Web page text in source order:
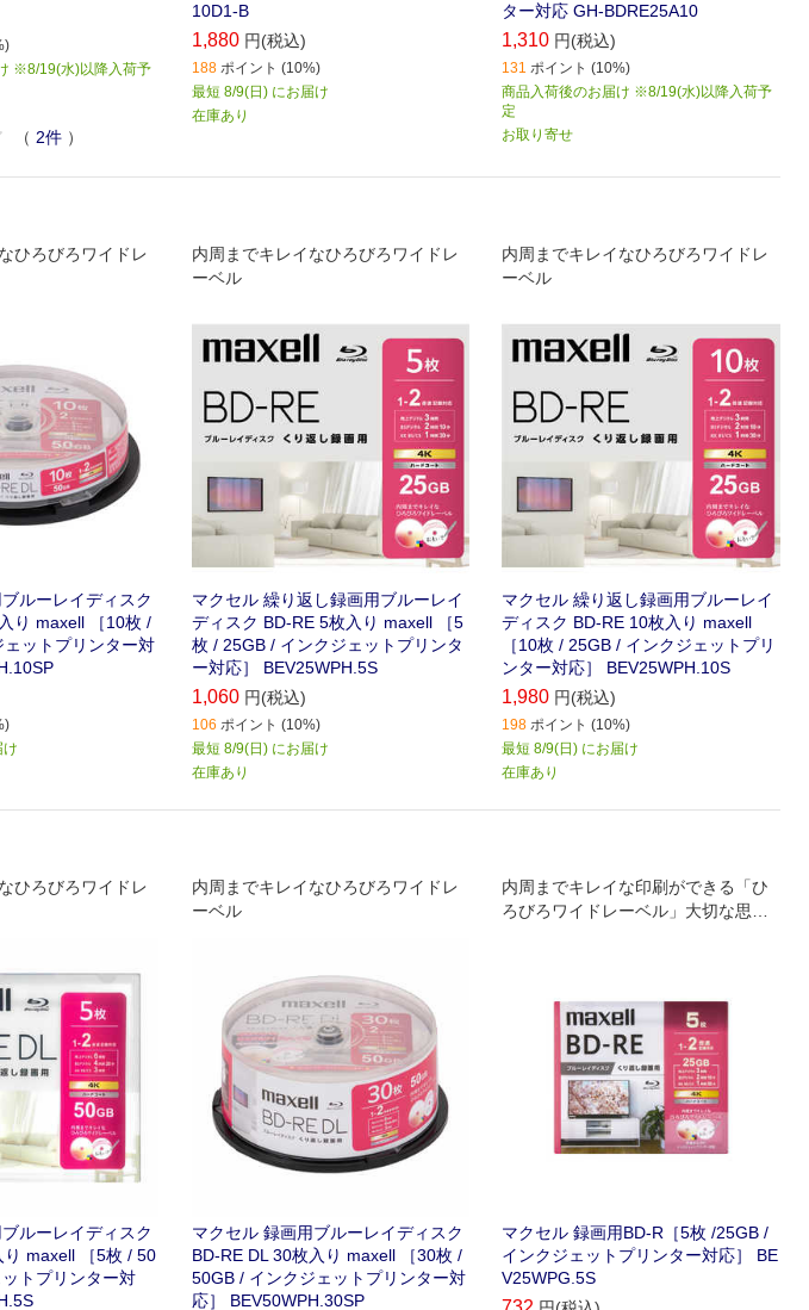
※8/19(水)以降入荷予
（ 2件 ）
10D1-B
1,880 円(税込)
188 ポイント (10%)
最短 8/9(日) にお届け
在庫あり
ター対応 GH-BDRE25A10
1,310 円(税込)
131 ポイント (10%)
商品入荷後のお届け ※8/19(水)以降入荷予
定
お取り寄せ
ひろびろワイドレ
ルーレイディスク
り maxell ［10枚 /
ットプリンター対
け
内周までキレイなひろびろワイドレ
ーベル
マクセル 繰り返し録画用ブルーレイ
ディスク BD-RE 5枚入り maxell ［5
枚 / 25GB / インクジェットプリンタ
ー対応］ BEV25WPH.5S
1,060 円(税込)
106 ポイント (10%)
最短 8/9(日) にお届け
在庫あり
内周までキレイなひろびろワイドレ
ーベル
マクセル 繰り返し録画用ブルーレイ
ディスク BD-RE 10枚入り maxell
［10枚 / 25GB / インクジェットプリ
ンター対応］ BEV25WPH.10S
1,980 円(税込)
198 ポイント (10%)
最短 8/9(日) にお届け
在庫あり
ひろびろワイドレ
ルーレイディスク
り maxell ［5枚 / 50
トプリンター対
内周までキレイなひろびろワイドレ
ーベル
マクセル 録画用ブルーレイディスク
BD-RE DL 30枚入り maxell ［30枚 /
50GB / インクジェットプリンター対
応］ BEV50WPH.30SP
内周までキレイな印刷ができる「ひ
ろびろワイドレーベル」大切な思い
マクセル 録画用BD-R［5枚 /25GB /
インクジェットプリンター対応］ BE
V25WPG.5S